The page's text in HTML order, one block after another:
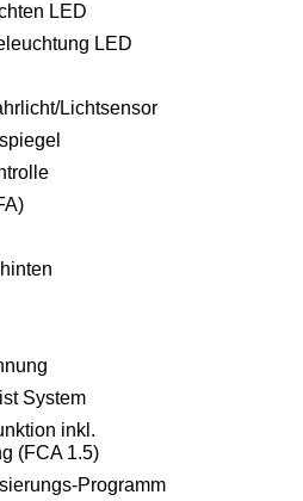
LED
LED
Lichtsensor
System
inkl.
(FCA 1.5)
Programm